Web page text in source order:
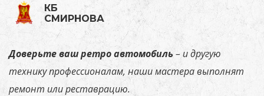
КБ
СМИРНОВА
Доверьтеваш ретро автомобиль– идругую
техникупрофессионалам, нашимастеравыполнят
ремонт или реставрацию.